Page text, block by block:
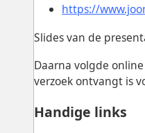
https://
Slides van de
Daarna volgde
verzoek ontvangt is
Handige links